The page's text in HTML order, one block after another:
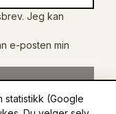
Jeg kan
e-posten min
statistikk (Google